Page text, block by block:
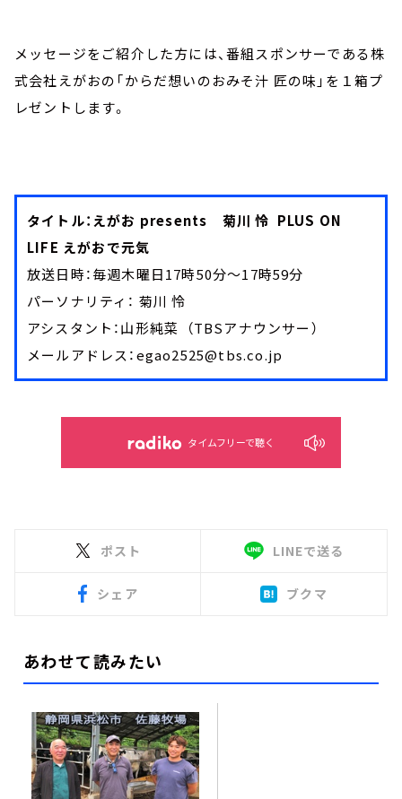
メッセージをご紹介した方には、番組スポンサーである株
式会社えがおの「からだ想いのおみそ汁 匠の味」を１箱プ
レゼントします。
タイトル：えがお presents 菊川 怜 PLUS ON
LIFE えがおで元気
放送日時：毎週木曜日17時50分～17時59分
パーソナリティ： 菊川 怜
アシスタント：山形純菜 （TBSアナウンサー）
メールアドレス：egao2525@tbs.co.jp
タイムフリーで聴く
ポスト LINEで送る
シェア ブクマ
あわせて読みたい